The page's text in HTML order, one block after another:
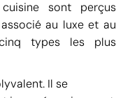
sont perçus
au luxe et au
types les plus
Il se